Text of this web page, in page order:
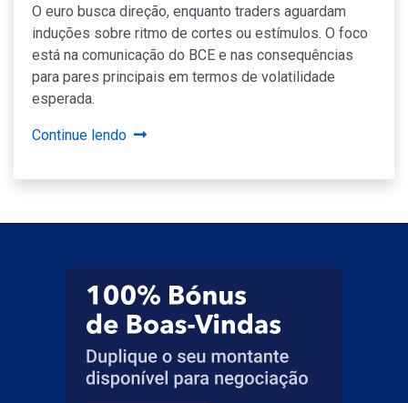
O euro busca direção, enquanto traders aguardam
induções sobre ritmo de cortes ou estímulos. O foco
está na comunicação do BCE e nas consequências
para pares principais em termos de volatilidade
esperada.
Continue lendo